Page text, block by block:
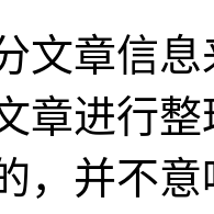
文章信
章进行
，并不